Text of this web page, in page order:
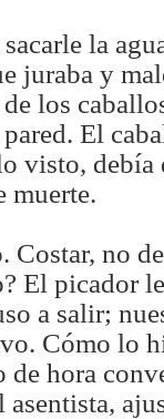
la
juraba y
los
El
visto, debía
muerte.
no
El picador
a salir;
Cómo lo
de hora
asentista,